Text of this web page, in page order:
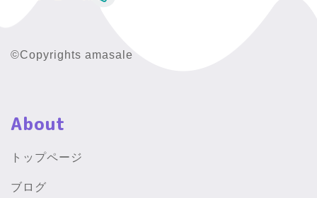
©Copyrights amasale
About
トップページ
ブログ